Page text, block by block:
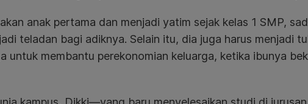
anak pertama dan menjadi yatim sejak kelas 1 SMP,
teladan bagi adiknya. Selain itu, dia juga harus menjadi
untuk membantu perekonomian keluarga, ketika ibunya